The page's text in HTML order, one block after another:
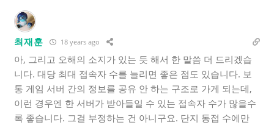
최재훈 18 years ago
아, 그리고 오해의 소지가 있는 듯 해서 한 말씀 더 드리겠습
니다. 대당 최대 접속자 수를 늘리면 좋은 점도 있습니다. 보
통 게임 서버 간의 정보를 공유 안 하는 구조로 가게 되는데,
이런 경우엔 한 서버가 받아들일 수 있는 접속자 수가 많을수
록 좋습니다. 그걸 부정하는 건 아니구요. 단지 동접 수에만